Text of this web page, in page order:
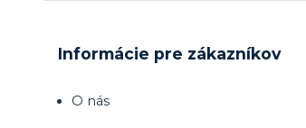
Informácie pre zákazníkov
O nás